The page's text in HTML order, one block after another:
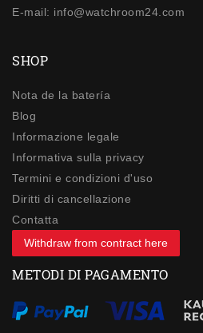
E-mail: info@watchroom24.com
SHOP
Nota de la batería
Blog
Informazione legale
Informativa sulla privacy
Termini e condizioni d'uso
Diritti di cancellazione
Contatta
Withdraw from contract here
METODI DI PAGAMENTO